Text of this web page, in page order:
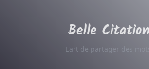
L'art de partager des mots.